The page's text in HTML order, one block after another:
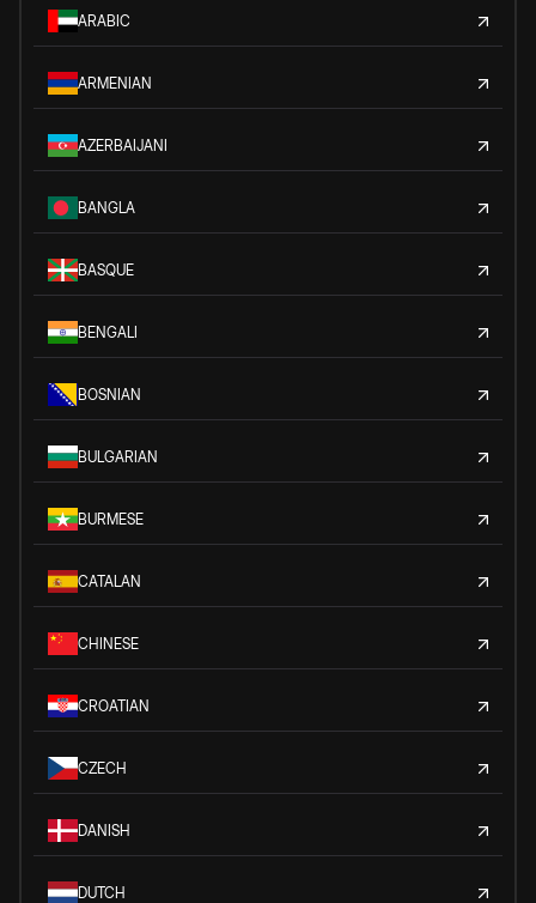
ARABIC
ARMENIAN
AZERBAIJANI
BANGLA
BASQUE
BENGALI
BOSNIAN
BULGARIAN
BURMESE
CATALAN
CHINESE
CROATIAN
CZECH
DANISH
DUTCH